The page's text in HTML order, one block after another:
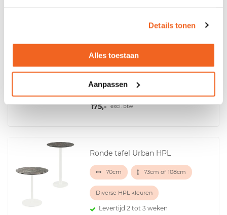
Details tonen
Alles toestaan
Aanpassen
70cm
Levertijd 4 tot 7 werkdagen
175,- excl. btw
Ronde tafel Urban HPL
70cm 73cm of 108cm
Diverse HPL kleuren
Levertijd 2 tot 3 weken